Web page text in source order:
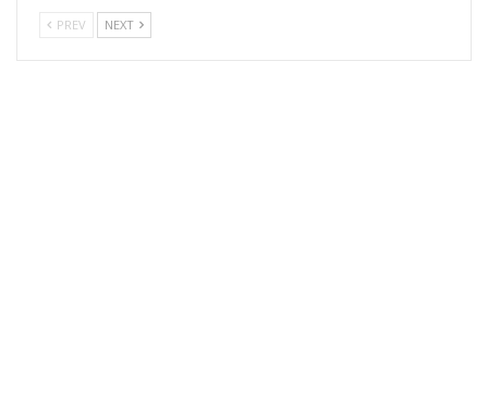
PREV NEXT